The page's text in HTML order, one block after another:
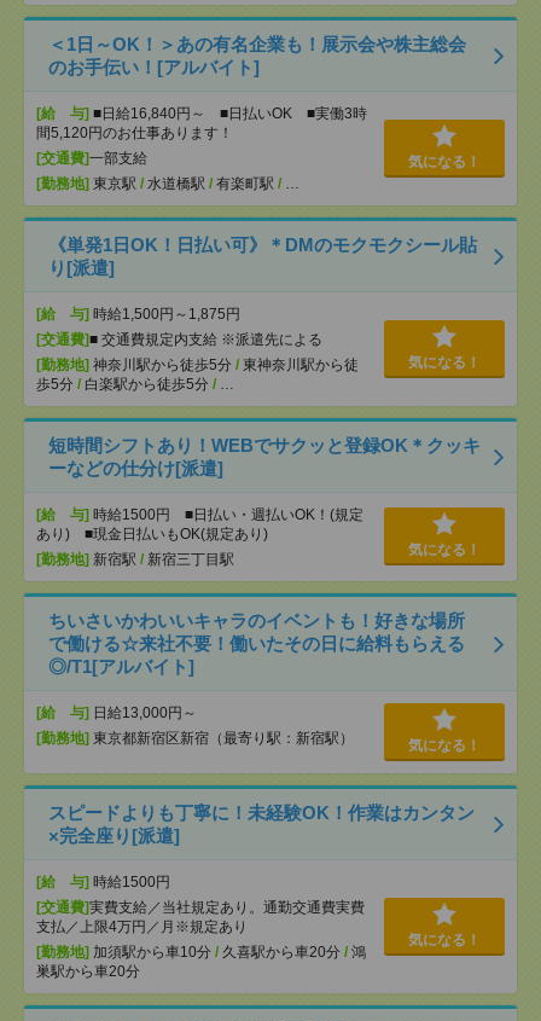
＜1日～OK！＞あの有名企業も！展示会や株主総会
のお手伝い！[アルバイト]
[給 与] ■日給16,840円～ ■日払いOK ■実働3時
間5,120円のお仕事あります！
[交通費]一部支給
[勤務地] 東京駅 / 水道橋駅 / 有楽町駅 / …
気になる！
《単発1日OK！日払い可》＊DMのモクモクシール貼
り[派遣]
[給 与] 時給1,500円～1,875円
[交通費]■ 交通費規定内支給 ※派遣先による
[勤務地] 神奈川駅から徒歩5分 / 東神奈川駅から徒
歩5分 / 白楽駅から徒歩5分 / …
気になる！
短時間シフトあり！WEBでサクッと登録OK＊クッキ
ーなどの仕分け[派遣]
[給 与] 時給1500円 ■日払い・週払いOK！(規定
あり) ■現金日払いもOK(規定あり)
[勤務地] 新宿駅 / 新宿三丁目駅
気になる！
ちいさいかわいいキャラのイベントも！好きな場所
で働ける☆来社不要！働いたその日に給料もらえる
◎/T1[アルバイト]
[給 与] 日給13,000円～
[勤務地] 東京都新宿区新宿（最寄り駅：新宿駅） 気になる！
スピードよりも丁寧に！未経験OK！作業はカンタン
×完全座り[派遣]
[給 与] 時給1500円
[交通費]実費支給／当社規定あり。通勤交通費実費
支払／上限4万円／月※規定あり
[勤務地] 加須駅から車10分 / 久喜駅から車20分 / 鴻
巣駅から車20分
気になる！